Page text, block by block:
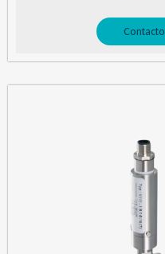
Contacto